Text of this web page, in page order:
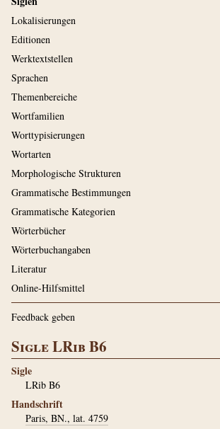
Lokalisierungen
Editionen
Werktextstellen
Sprachen
Themenbereiche
Wortfamilien
Worttypisierungen
Wortarten
Morphologische Strukturen
Grammatische Bestimmungen
Grammatische Kategorien
Wörterbücher
Wörterbuchangaben
Literatur
Online-Hilfsmittel
Feedback geben
Sigle LRib B6
Sigle
LRib B6
Handschrift
Paris, BN., lat. 4759